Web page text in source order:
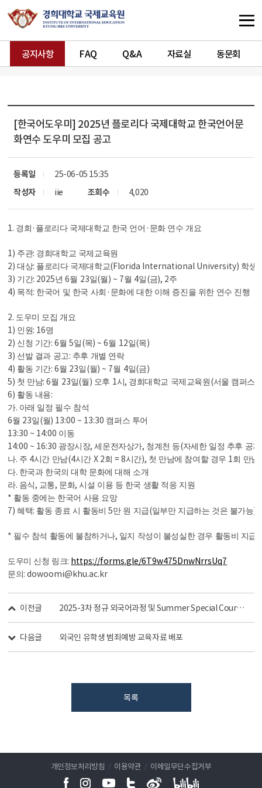
공지사항 FAQ Q&A 자료실 동문회
[한국어도우미] 2025년 플로리다 국제대학교 한국언어문
화연수 도우미 모집 공고
등록일
25-06-05 15:35
작성자
iie 조회수 4,020
1. 경희 · 플로리다 국제대학교 한국 언어 · 문화 연수 개요
1) 주관: 경희대학교 국제교육원
2)대상: 플로리다 국제대학교(Florida International University) 학생
3) 기간: 2025년6월 23일(월 ) ~ 7월 4일 (금), 2주
4) 목적: 한국어 및 한국 사회 · 문화에 대한 이해 증진을 위한 연수 진행
2. 도우미 모집 개요
1) 인원 : 16명
2) 신청 기간: 6월5일 (목) ~ 6월 12일(목)
3) 선발 결과 공고 : 추후 개별 연락
4) 활동 기간: 6월 23일 (월) ~ 7월 4일(금)
5) 첫 만남: 6월 23일(월 ) 오후 1시, 경희대학교 국제교육원 (서울 캠퍼스
6) 활동 내용:
가. 아래 일정 필수 참석
6월 23일 (월) 13:00 ~ 13:30 캠퍼스 투어
13:30 ~ 14:00 이동
14:00 ~ 16:30 광장시장,세운전자상가, 청계천 등(자세한 일정 추후 공지
나. 주 4시간 만남(4시간 X 2회 = 8시간), 첫 만남에 참여할 경우 1 회 만남
다. 한국과 한국의 대학 문화에 대해 소개
라. 음식, 교통, 문화,시설 이용 등 한국 생활 적응 지원
* 활동 중에는 한국어 사용 요망
7)혜택: 활동 종료 시 활동비5만 원 지급(일부만 지급하는 것은 불가능)
* 필수 참석 활동에 불참하거나, 일지 작성이 불성실한 경우 활동비 지급
도우미 신청 링크: https://forms.gle/6T9w475DnwNrrsUq7
문의 : dowoomi@khu.ac.kr
이전글 2025-3차 정규 외국어과정 및 Summer Special Course 공지
다음글 외국인 유학생 범죄예방 교육자료 배포
목록
개인정보처리방침 / 이용약관 / 이메일무단수집거부